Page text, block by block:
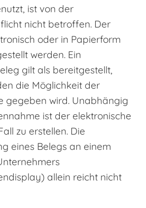
ist von der
nicht betroffen. Der
oder in Papierform
werden. Ein
gilt als bereitgestellt,
die Möglichkeit der
gegeben wird. Unabhängig
ist der elektronische
zu erstellen. Die
eines Belegs an einem
allein reicht nicht